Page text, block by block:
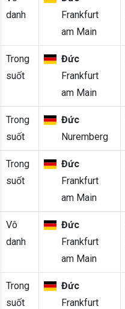
danh
Frankfurt
am Main
Trong
suốt
Đức
Frankfurt
am Main
Trong
suốt
Đức
Nuremberg
Trong
suốt
Đức
Frankfurt
am Main
Vô
danh
Đức
Frankfurt
am Main
Trong
suốt
Đức
Frankfurt